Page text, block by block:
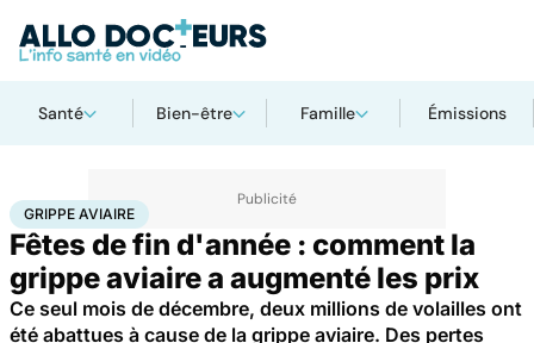
Santé Bien-être Famille Émissions
AccueilBien-êtreAnimaux Grippe aviaire
GRIPPE AVIAIRE
Fêtes de fin d'année : comment la
grippe aviaire a augmenté les prix
Ce seul mois de décembre, deux millions de volailles ont
été abattues à cause de la grippe aviaire. Des pertes